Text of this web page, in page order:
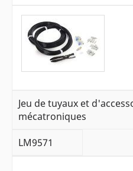
Jeu de tuyaux et
mécatroniques
LM9571